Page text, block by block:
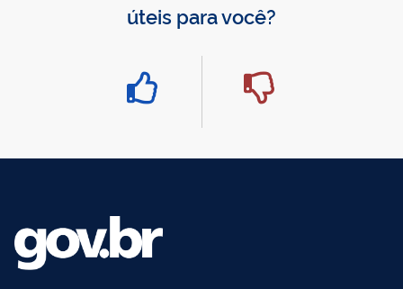
úteis para você?